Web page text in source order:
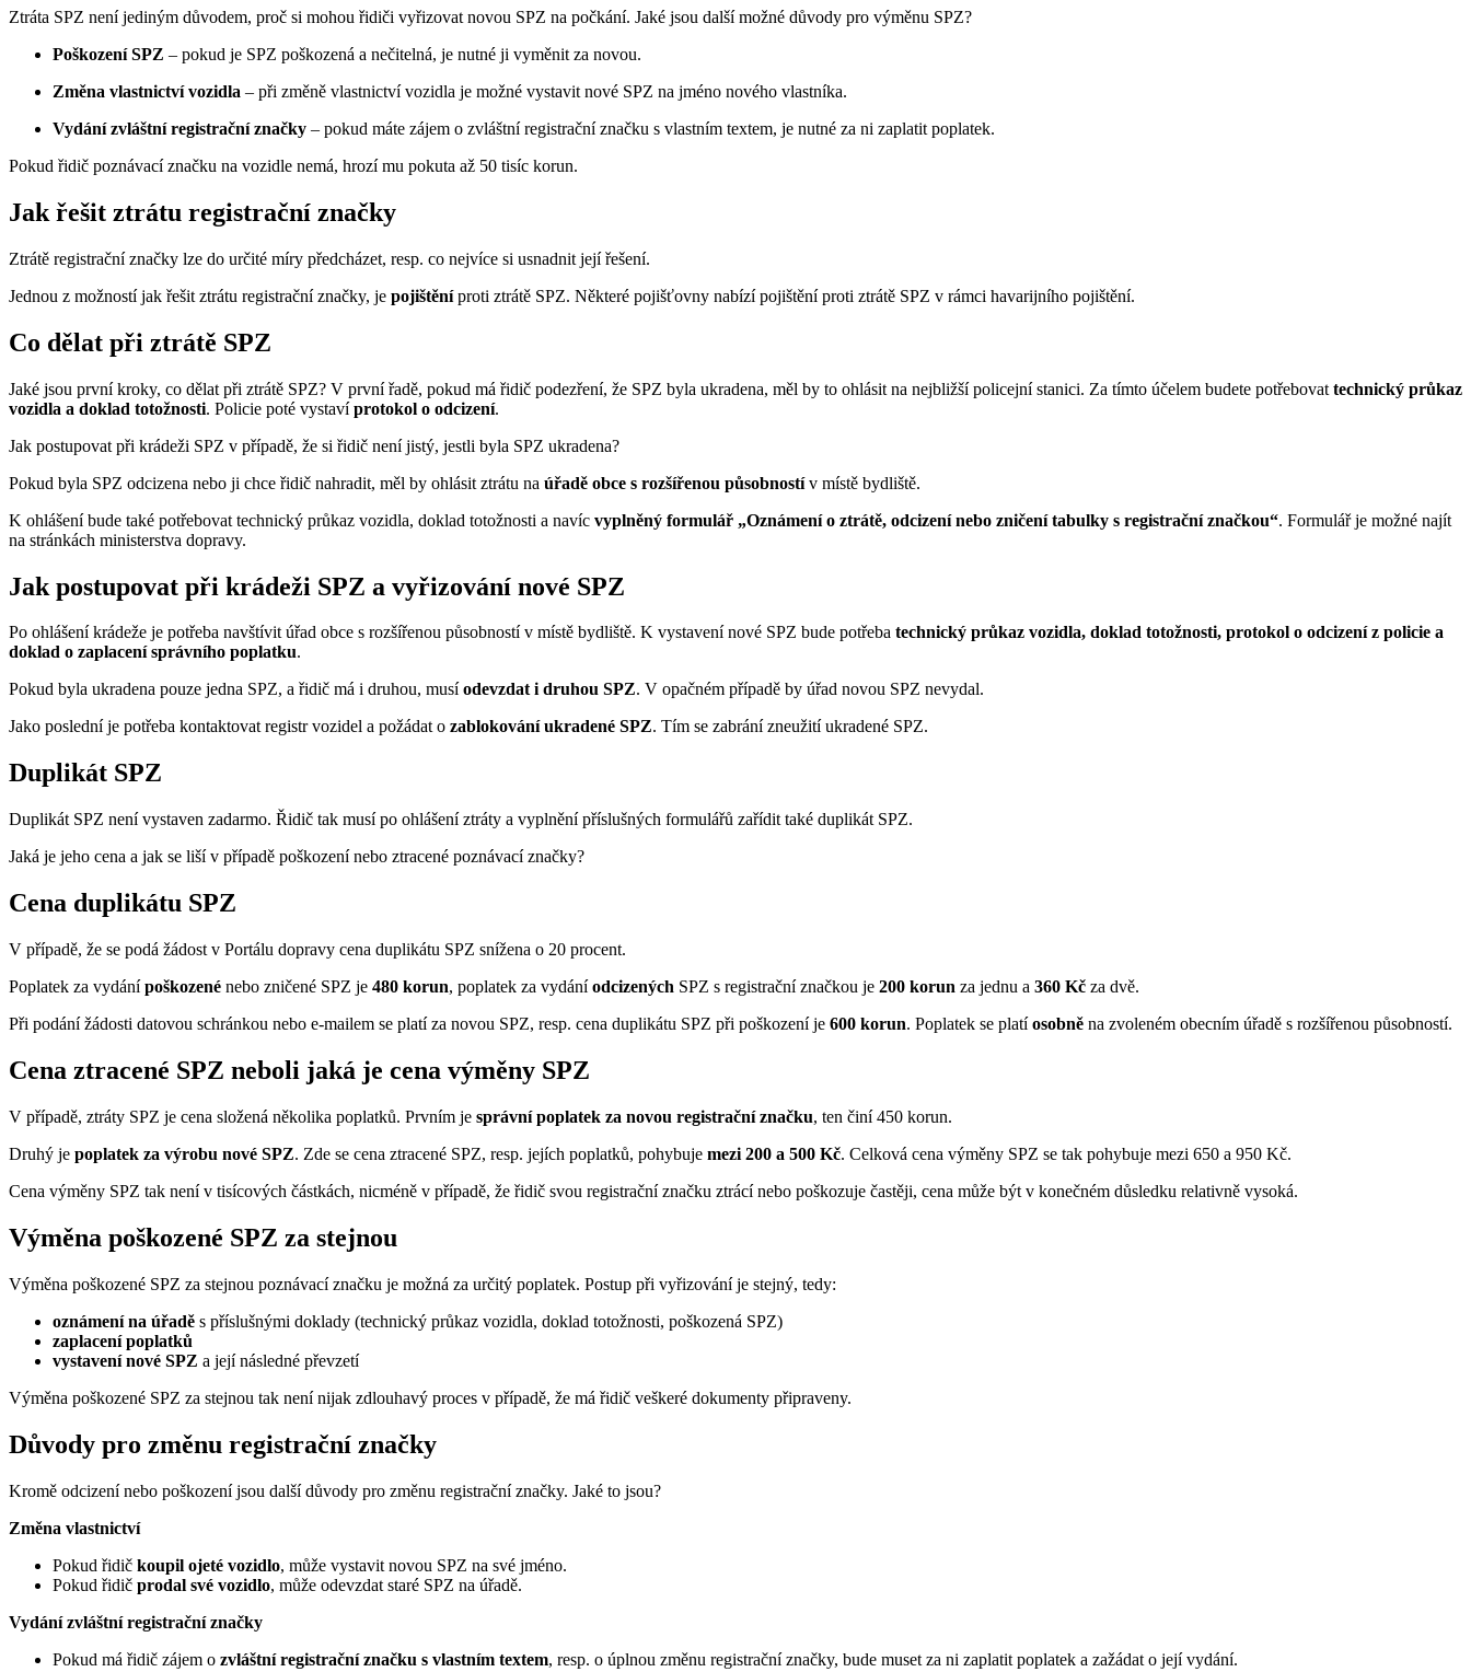
Ztráta SPZ není jediným důvodem, proč si mohou řidiči vyřizovat novou SPZ na počkání. Jaké jsou další možné důvody pro výměnu SPZ?
Poškození SPZ – pokud je SPZ poškozená a nečitelná, je nutné ji vyměnit za novou.
Změna vlastnictví vozidla – při změně vlastnictví vozidla je možné vystavit nové SPZ na jméno nového vlastníka.
Vydání zvláštní registrační značky – pokud máte zájem o zvláštní registrační značku s vlastním textem, je nutné za ni zaplatit poplatek.
Pokud řidič poznávací značku na vozidle nemá, hrozí mu pokuta až 50 tisíc korun.
Jak řešit ztrátu registrační značky
Ztrátě registrační značky lze do určité míry předcházet, resp. co nejvíce si usnadnit její řešení.
Jednou z možností jak řešit ztrátu registrační značky, je pojištěníproti ztrátě SPZ. Některé pojišťovny nabízí pojištění proti ztrátě SPZ v rámci havarijního pojištění.
Co dělat při ztrátě SPZ
Jaké jsou první kroky, co dělat při ztrátě SPZ? V první řadě, pokud má řidič podezření, že SPZ byla ukradena, měl by to ohlásit na nejbližší policejní stanici. Za tímto účelem budete potřebovat technický průkaz
vozidla a doklad totožnosti. Policie poté vystavíprotokol o odcizení.
Jak postupovat při krádeži SPZ v případě, že si řidič není jistý, jestli byla SPZ ukradena?
Pokud byla SPZ odcizena nebo ji chce řidič nahradit, měl by ohlásit ztrátu na úřadě obce s rozšířenou působnostív místě bydliště.
K ohlášení bude také potřebovat technický průkaz vozidla, doklad totožnosti a navíc vyplněný formulář „Oznámení o ztrátě, odcizení nebo zničení tabulky s registrační značkou“. Formulář je možné najít
na stránkách ministerstva dopravy.
Jak postupovat při krádeži SPZ a vyřizování nové SPZ
Po ohlášení krádeže je potřeba navštívit úřad obce s rozšířenou působností v místě bydliště. K vystavení nové SPZ bude potřeba technický průkaz vozidla, doklad totožnosti, protokol o odcizení z policie a
doklad o zaplacení správního poplatku.
Pokud byla ukradena pouze jedna SPZ, a řidič má i druhou, musí odevzdat i druhou SPZ. V opačném případě by úřad novou SPZ nevydal.
Jako poslední je potřeba kontaktovat registr vozidel a požádat o zablokování ukradené SPZ. Tím se zabrání zneužití ukradené SPZ.
Duplikát SPZ
Duplikát SPZ není vystaven zadarmo. Řidič tak musí po ohlášení ztráty a vyplnění příslušných formulářů zařídit také duplikát SPZ.
Jaká je jeho cena a jak se liší v případě poškození nebo ztracené poznávací značky?
Cena duplikátu SPZ
V případě, že se podá žádost v Portálu dopravy cena duplikátu SPZ snížena o 20 procent.
Poplatek za vydánípoškozené nebo zničené SPZ je 480 korun, poplatek za vydáníodcizených SPZ s registrační značkou je 200 korun za jednu a 360 Kč za dvě.
Při podání žádosti datovou schránkou nebo e-mailem se platí za novou SPZ, resp. cena duplikátu SPZ při poškození je 600 korun. Poplatek se platíosobně na zvoleném obecním úřadě s rozšířenou působností.
Cena ztracené SPZ neboli jaká je cena výměny SPZ
V případě, ztráty SPZ je cena složená několika poplatků. Prvním je správní poplatek za novou registrační značku, ten činí 450 korun.
Druhý je poplatek za výrobu nové SPZ. Zde se cena ztracené SPZ, resp. jejích poplatků, pohybuje mezi 200 a 500 Kč. Celková cena výměny SPZ se tak pohybuje mezi 650 a 950 Kč.
Cena výměny SPZ tak není v tisícových částkách, nicméně v případě, že řidič svou registrační značku ztrácí nebo poškozuje častěji, cena může být v konečném důsledku relativně vysoká.
Výměna poškozené SPZ za stejnou
Výměna poškozené SPZ za stejnou poznávací značku je možná za určitý poplatek. Postup při vyřizování je stejný, tedy:
oznámení na úřadě s příslušnými doklady (technický průkaz vozidla, doklad totožnosti, poškozená SPZ)
zaplacení poplatků
vystavení nové SPZ a její následné převzetí
Výměna poškozené SPZ za stejnou tak není nijak zdlouhavý proces v případě, že má řidič veškeré dokumenty připraveny.
Důvody pro změnu registrační značky
Kromě odcizení nebo poškození jsou další důvody pro změnu registrační značky. Jaké to jsou?
Změna vlastnictví
Pokud řidič koupil ojeté vozidlo, může vystavit novou SPZ na své jméno.
Pokud řidič prodal své vozidlo, může odevzdat staré SPZ na úřadě.
Vydání zvláštní registrační značky
Pokud má řidič zájem o zvláštní registrační značku s vlastním textem, resp. o úplnou změnu registrační značky, bude muset za ni zaplatit poplatek a zažádat o její vydání.